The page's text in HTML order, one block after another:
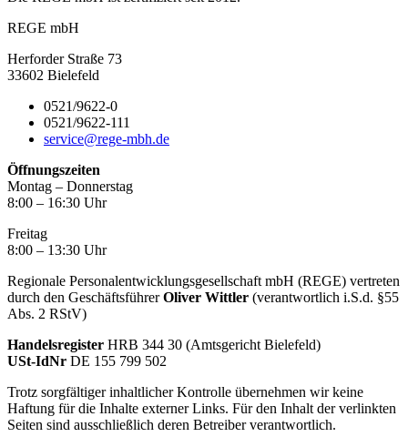
REGE mbH
Herforder Straße 73
33602 Bielefeld
0521/9622-0
0521/9622-111
service@rege-mbh.de
Öffnungszeiten
Montag – Donnerstag
8:00 – 16:30 Uhr
Freitag
8:00 – 13:30 Uhr
Regionale Personalentwicklungsgesellschaft mbH (REGE) vertreten
durch den GeschäftsführerOliver Wittler (verantwortlich i.S.d. §55
Abs. 2 RStV)
Handelsregister HRB 344 30 (Amtsgericht Bielefeld)
USt-IdNr DE 155 799 502
Trotz sorgfältiger inhaltlicher Kontrolle übernehmen wir keine
Haftung für die Inhalte externer Links. Für den Inhalt der verlinkten
Seiten sind ausschließlich deren Betreiber verantwortlich.